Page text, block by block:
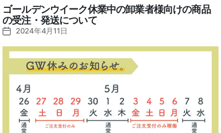
ゴールデンウイーク休業中の卸業者様向けの商品
の受注・発送について
投
2024年4月11日